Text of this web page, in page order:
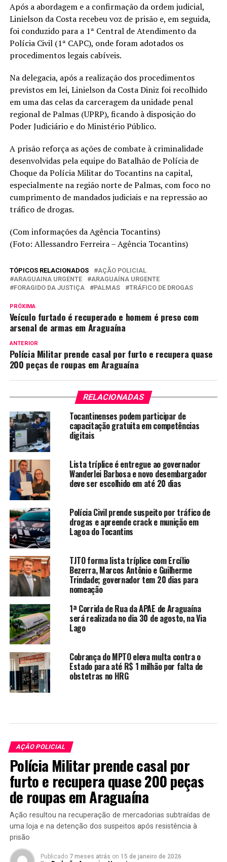
Após a abordagem e a confirmação da ordem judicial,
Linielson da Costa recebeu voz de prisão e, em seguida,
foi conduzido para a 1ª Central de Atendimento da
Polícia Civil (1ª CAPC), onde foram adotados os
procedimentos legais cabíveis.
Na delegacia, após a realização dos procedimentos
previstos em lei, Linielson da Costa Diniz foi recolhido
em uma das celas da carceragem da unidade penal
regional de Palmas (UPRP), ficando à disposição do
Poder Judiciário e do Ministério Público.
A prisão reforça as ações de combate à criminalidade
desenvolvidas pela equipe do Batalhão de Polícia de
Choque da Polícia Militar do Tocantins na capital,
especialmente na região norte de Palmas, com foco no
cumprimento de mandados judiciais e na repressão ao
tráfico de drogas.
(Com informações da Agência Tocantins)
(Foto: Allessandro Ferreira – Agência Tocantins)
TÓPICOS RELACIONADOS
AÇÃO POLICIAL
ARAGUAINA URGENTE
ARAGUAÍNA URGENTE
FORAGIDO DA JUSTIÇA
PALMAS TRÁFICO DE DROGAS
PRÓXIMA
Veículo furtado é recuperado e homem é preso com
arsenal de armas em Araguaína
ANTERIOR
Polícia Militar prende casal por furto e recupera quase
200 peças de roupas em Araguaína
RELACIONADAS
Tocantinenses podem participar de
capacitação gratuita em competências
digitais
Lista tríplice é entregue ao governador
Wanderlei Barbosa e novo desembargador
deve ser escolhido em até 20 dias
Polícia Civil prende suspeito por tráfico de
drogas e apreende crack e munição em
Lagoa do Tocantins
TJTO forma lista tríplice com Ercílio
Bezerra, Marcos Antônio e Guilherme
Trindade; governador tem 20 dias para
nomeação
1ª Corrida de Rua da APAE de Araguaína
será realizada no dia 30 de agosto, na Via
Lago
Cobrança do MPTO eleva multa contra o
Estado para até R$ 1 milhão por falta de
obstetras no HRG
AÇÃO POLICIAL
Polícia Militar prende casal por
furto e recupera quase 200 peças
de roupas em Araguaína
Ação resultou na recuperação de mercadorias subtraídas de
uma loja e na detenção dos suspeitos após resistência à
prisão
Publicado 7 meses atrás on 15 de janeiro de 2026